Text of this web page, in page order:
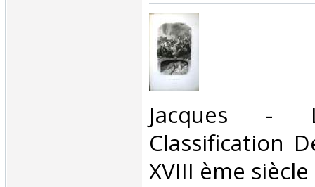
‎Jacques -
Classification
XVIII ème siècle‎